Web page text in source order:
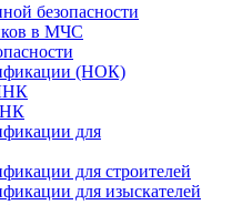
безопасности
в МЧС
(НОК)
НК
для
для строителей
для изыскателей